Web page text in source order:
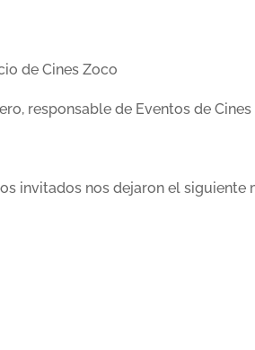
de Cines Zoco
responsable de Eventos de
invitados nos dejaron el siguiente